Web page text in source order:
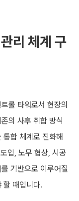
리 체계 구
롤 타워로서 현장의
의 사후 취합 방식
합 체계로 진화해
입, 노무 협상, 시공
기반으로 이루어질
할 때입니다.